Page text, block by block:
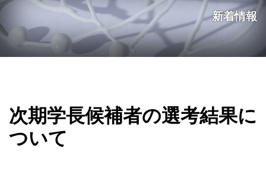
新着情報
次期学長候補者の選考結果に
ついて